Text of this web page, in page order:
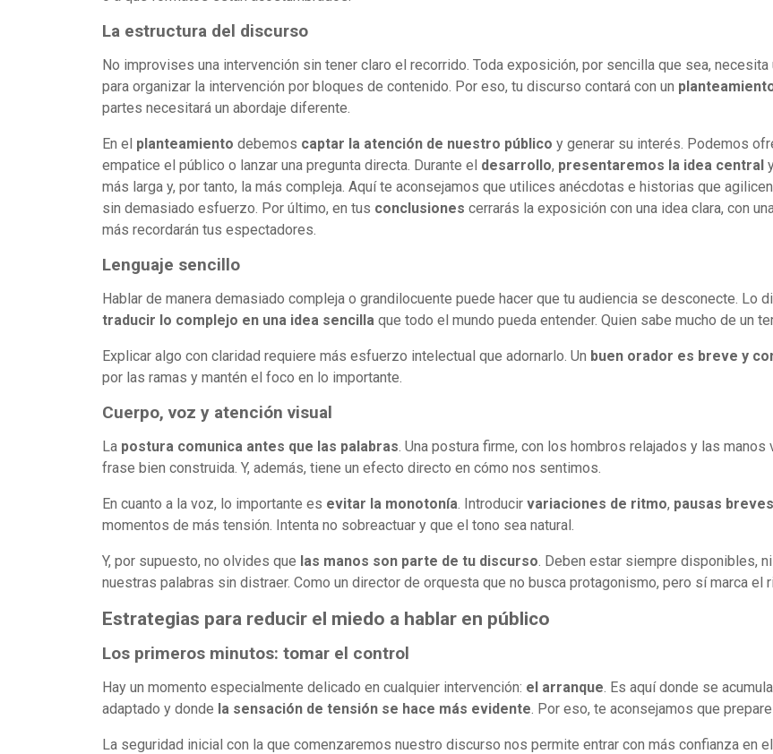
La estructura del discurso
No improvises una intervención sin tener claro el recorrido. Toda exposición, por sencilla que sea, necesita
para organizar la intervención por bloques de contenido. Por eso, tu discurso contará con un
partes necesitará un abordaje diferente.
En el planteamiento debemos captar la atención de nuestro público y generar su interés. Podemos
empatice el público o lanzar una pregunta directa. Durante el desarrollo, presentaremos la idea central
más larga y, por tanto, la más compleja. Aquí te aconsejamos que utilices anécdotas e historias que
sin demasiado esfuerzo. Por último, en tus conclusiones cerrarás la exposición con una idea clara, con
más recordarán tus espectadores.
Lenguaje sencillo
Hablar de manera demasiado compleja o grandilocuente puede hacer que tu audiencia se desconecte. Lo
traducir lo complejo en una idea sencilla que todo el mundo pueda entender. Quien sabe mucho de un
Explicar algo con claridad requiere más esfuerzo intelectual que adornarlo. Un buen orador es breve y
por las ramas y mantén el foco en lo importante.
Cuerpo, voz y atención visual
La postura comunica antes que las palabras. Una postura firme, con los hombros relajados y las
frase bien construida. Y, además, tiene un efecto directo en cómo nos sentimos.
En cuanto a la voz, lo importante es evitar la monotonía. Introducir variaciones de ritmo, pausas breves
momentos de más tensión. Intenta no sobreactuar y que el tono sea natural.
Y, por supuesto, no olvides que las manos son parte de tu discurso. Deben estar siempre disponibles,
nuestras palabras sin distraer. Como un director de orquesta que no busca protagonismo, pero sí marca el
Estrategias para reducir el miedo a hablar en público
Los primeros minutos: tomar el control
Hay un momento especialmente delicado en cualquier intervención: el arranque. Es aquí donde se
adaptado y donde la sensación de tensión se hace más evidente. Por eso, te aconsejamos que
La seguridad inicial con la que comenzaremos nuestro discurso nos permite entrar con más confianza en